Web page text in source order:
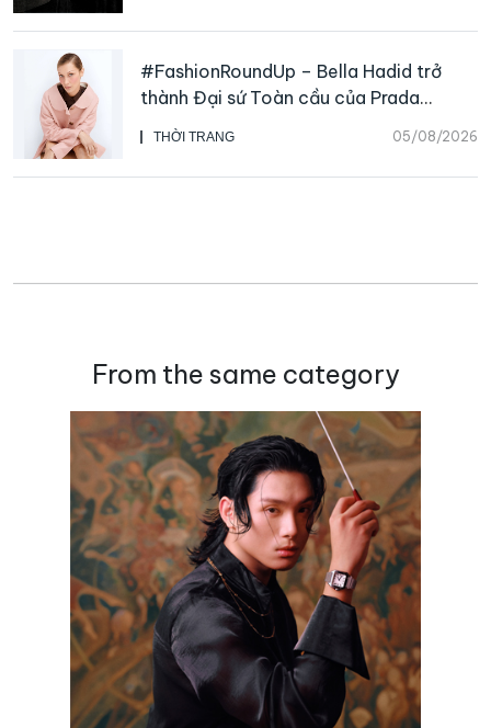
THỜI TRANG 05/08/2026
#FashionRoundUp – Bella Hadid trở
thành Đại sứ Toàn cầu của Prada
Beauty, CHANEL mua lại Charvet
From the same category